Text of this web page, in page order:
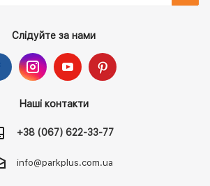
Слідуйте за нами
Наші контакти
+38 (067) 622-33-77
info@parkplus.com.ua